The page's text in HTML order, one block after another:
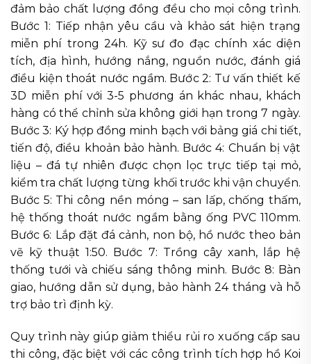
đảm bảo chất lượng đồng đều cho mọi công trình.
Bước 1: Tiếp nhận yêu cầu và khảo sát hiện trạng
miễn phí trong 24h. Kỹ sư đo đạc chính xác diện
tích, địa hình, hướng nắng, nguồn nước, đánh giá
điều kiện thoát nước ngầm. Bước 2: Tư vấn thiết kế
3D miễn phí với 3-5 phương án khác nhau, khách
hàng có thể chỉnh sửa không giới hạn trong 7 ngày.
Bước 3: Ký hợp đồng minh bạch với bảng giá chi tiết,
tiến độ, điều khoản bảo hành. Bước 4: Chuẩn bị vật
liệu – đá tự nhiên được chọn lọc trực tiếp tại mỏ,
kiểm tra chất lượng từng khối trước khi vận chuyển.
Bước 5: Thi công nền móng – san lấp, chống thấm,
hệ thống thoát nước ngầm bằng ống PVC 110mm.
Bước 6: Lắp đặt đá cảnh, non bộ, hồ nước theo bản
vẽ kỹ thuật 1:50. Bước 7: Trồng cây xanh, lắp hệ
thống tưới và chiếu sáng thông minh. Bước 8: Bàn
giao, hướng dẫn sử dụng, bảo hành 24 tháng và hỗ
trợ bảo trì định kỳ.
Quy trình này giúp giảm thiểu rủi ro xuống cấp sau
thi công, đặc biệt với các công trình tích hợp hồ Koi